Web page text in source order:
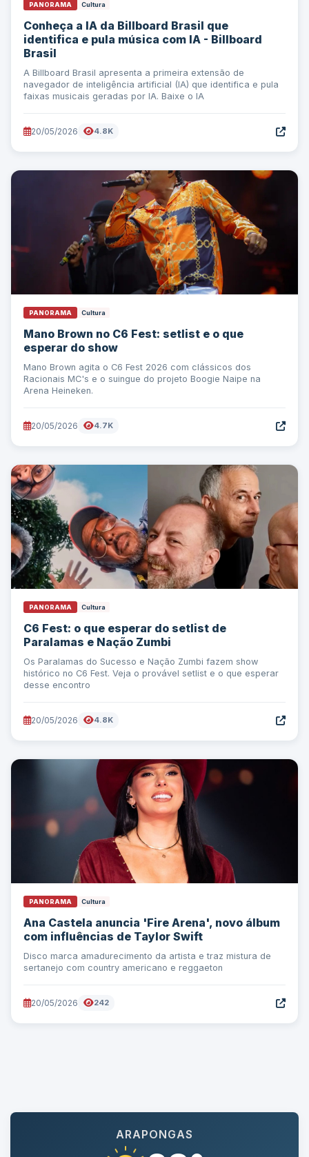
PANORAMA Cultura
Conheça a IA da Billboard Brasil que
identifica e pula música com IA - Billboard
Brasil
A Billboard Brasil apresenta a primeira extensão de
navegador de inteligência artificial (IA) que identifica e pula
faixas musicais geradas por IA. Baixe o IA
20/05/2026 4.8K
PANORAMA Cultura
Mano Brown no C6 Fest: setlist e o que
esperar do show
Mano Brown agita o C6 Fest 2026 com clássicos dos
Racionais MC's e o suingue do projeto Boogie Naipe na
Arena Heineken.
20/05/2026 4.7K
PANORAMA Cultura
C6 Fest: o que esperar do setlist de
Paralamas e Nação Zumbi
Os Paralamas do Sucesso e Nação Zumbi fazem show
histórico no C6 Fest. Veja o provável setlist e o que esperar
desse encontro
20/05/2026 4.8K
PANORAMA Cultura
Ana Castela anuncia 'Fire Arena', novo álbum
com influências de Taylor Swift
Disco marca amadurecimento da artista e traz mistura de
sertanejo com country americano e reggaeton
20/05/2026 242
ARAPONGAS